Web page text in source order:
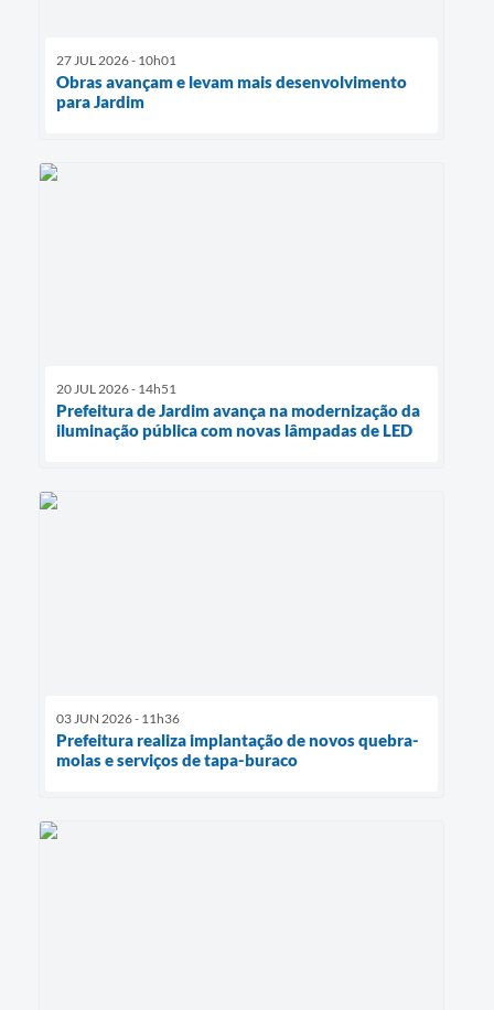
27 JUL 2026 - 10h01
Obras avançam e levam mais desenvolvimento
para Jardim
20 JUL 2026 - 14h51
Prefeitura de Jardim avança na modernização da
iluminação pública com novas lâmpadas de LED
03 JUN 2026 - 11h36
Prefeitura realiza implantação de novos quebra-
molas e serviços de tapa-buraco